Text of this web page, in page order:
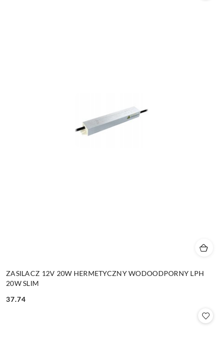
ZASILACZ 12V 20W HERMETYCZNY WODOODPORNY LPH
20W SLIM
Cena:
37.74